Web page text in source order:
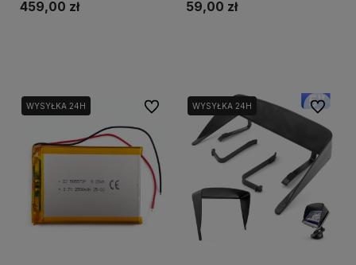
459,00 zł 59,00 zł
WYSYŁKA 24H Do ulubionychWYSYŁKA 24H Do